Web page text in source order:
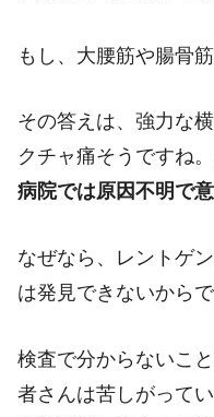
もし、大腰筋や腸骨
その答えは、強力な
クチャ痛そうですね
病院では原因不明で
なぜなら、レントゲ
は発見できないからで
検査で分からないこ
者さんは苦しがって